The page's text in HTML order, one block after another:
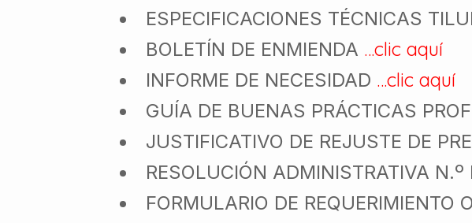
ESPECIFICACIONES TÉCNICAS
BOLETÍN DE ENMIENDA …clic aquí
INFORME DE NECESIDAD …clic aquí
GUÍA DE BUENAS PRÁCTICAS
JUSTIFICATIVO DE REJUSTE DE
RESOLUCIÓN ADMINISTRATIVA
FORMULARIO DE REQUERIMIENTO